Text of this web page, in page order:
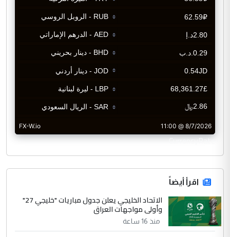
CurrencyRate
اقرأ أيضاً
الاتحاد الخليجي يعلن جدول مباريات "خليجي 27"
وأولى مواجهات العراق
منذ 16 ساعة